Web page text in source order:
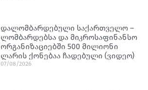
დალომბარდებული საქართველო –
ლომბარდებსა და მიკროსაფინანსო
ორგანიზაციებში 500 მილიონი
ლარის ქონებაა ჩადებული (ვიდეო)
07/08/2026